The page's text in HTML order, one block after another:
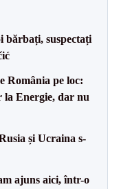
bărbați, suspectați
România pe loc:
la Energie, dar nu
și Ucraina s-
ajuns aici, într-o